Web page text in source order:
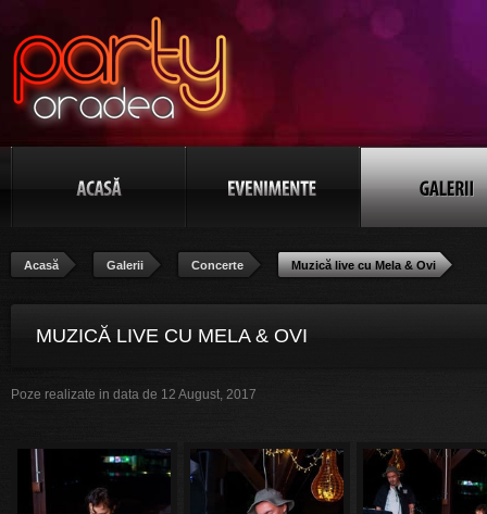
Acasă Galerii Concerte Muzică live cu Mela & Ovi
MUZICĂ LIVE CU MELA & OVI
Poze realizate in data de 12 August, 2017